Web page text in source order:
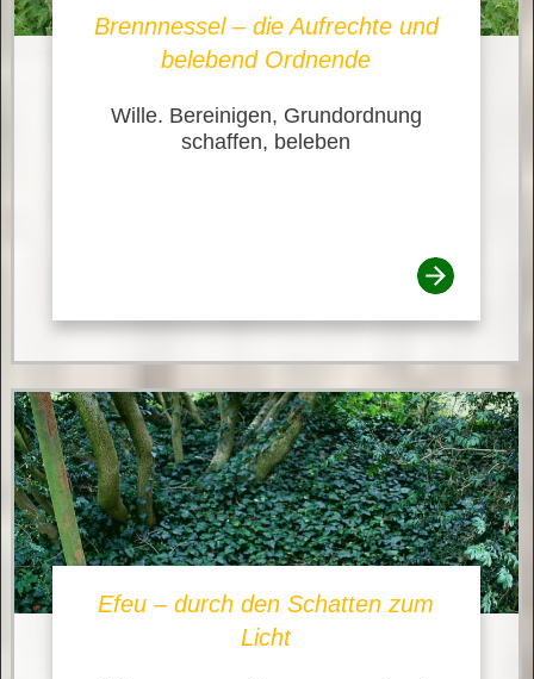
Brennnessel – die Aufrechte und
belebend Ordnende
Wille. Bereinigen, Grundordnung
schaffen, beleben
Efeu – durch den Schatten zum
Licht